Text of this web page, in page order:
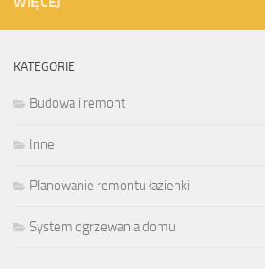
KATEGORIE
Budowa i remont
Inne
Planowanie remontu łazienki
System ogrzewania domu